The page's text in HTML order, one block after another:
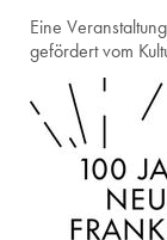
Eine
gefördert vom